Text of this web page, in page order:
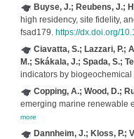
Buyse, J.; Reubens, J.;
high residency, site fidelity,
fsad179. https://dx.doi.org/
Ciavatta, S.; Lazzari, P.;
M.; Skákala, J.; Spada, S.;
indicators by biogeochemical
Copping, A.; Wood, D.;
emerging marine renewable
more
Dannheim, J.; Kloss, P.;